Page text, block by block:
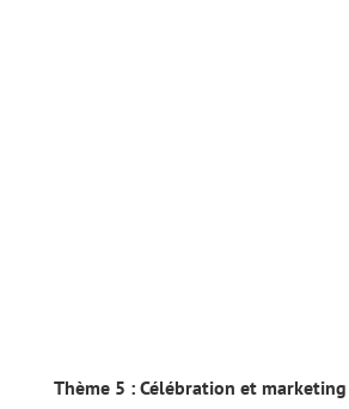
Thème 5 : Célébration et marketing